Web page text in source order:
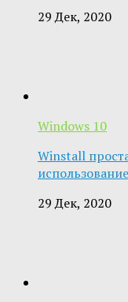
29 Дек, 2020
Windows 10
Winstall
29 Дек, 2020